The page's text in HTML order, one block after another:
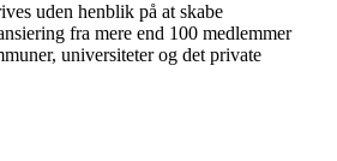
uden henblik på at skabe
fra mere end 100 medlemmer
universiteter og det private